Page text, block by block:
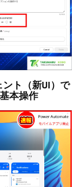
ト（新UI）で
本操作